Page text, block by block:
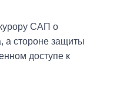
САП о
а стороне защиты
доступе к